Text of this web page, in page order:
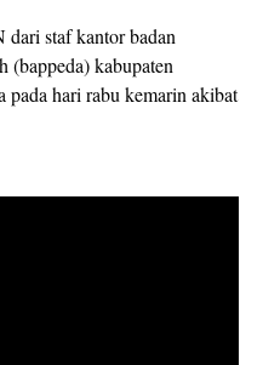
staf kantor badan
(bappeda) kabupaten
hari rabu kemarin akibat